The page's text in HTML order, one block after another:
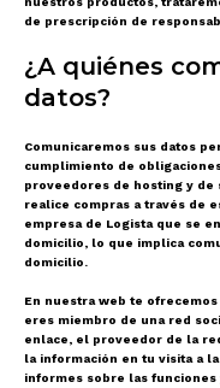
de prescripción de
¿A quiénes
datos?
Comunicaremos sus datos
cumplimiento de
proveedores de hosting y de
realice compras a través de
empresa de Logista que se
domicilio, lo que implica
domicilio.
En nuestra web te
eres miembro de una red
enlace, el proveedor de la
la información en tu visita a
informes sobre las